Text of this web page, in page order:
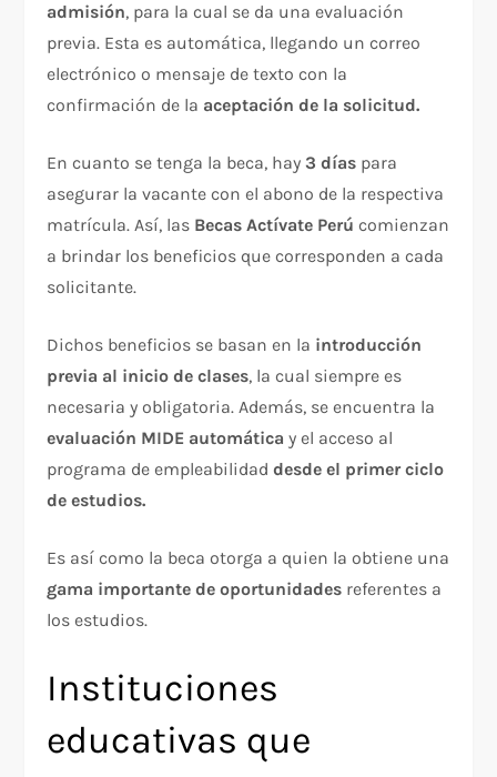
admisión, para la cual se da una evaluación
previa. Esta es automática, llegando un correo
electrónico o mensaje de texto con la
confirmación de la aceptación de la solicitud.
En cuanto se tenga la beca, hay3 días para
asegurar la vacante con el abono de la respectiva
matrícula. Así, las Becas Actívate Perú comienzan
a brindar los beneficios que corresponden a cada
solicitante.
Dichos beneficios se basan en la introducción
previa al inicio de clases, la cual siempre es
necesaria y obligatoria. Además, se encuentra la
evaluación MIDE automática y el acceso al
programa de empleabilidaddesde el primer ciclo
de estudios.
Es así como la beca otorga a quien la obtiene una
gama importante de oportunidades referentes a
los estudios.
Instituciones
educativas que